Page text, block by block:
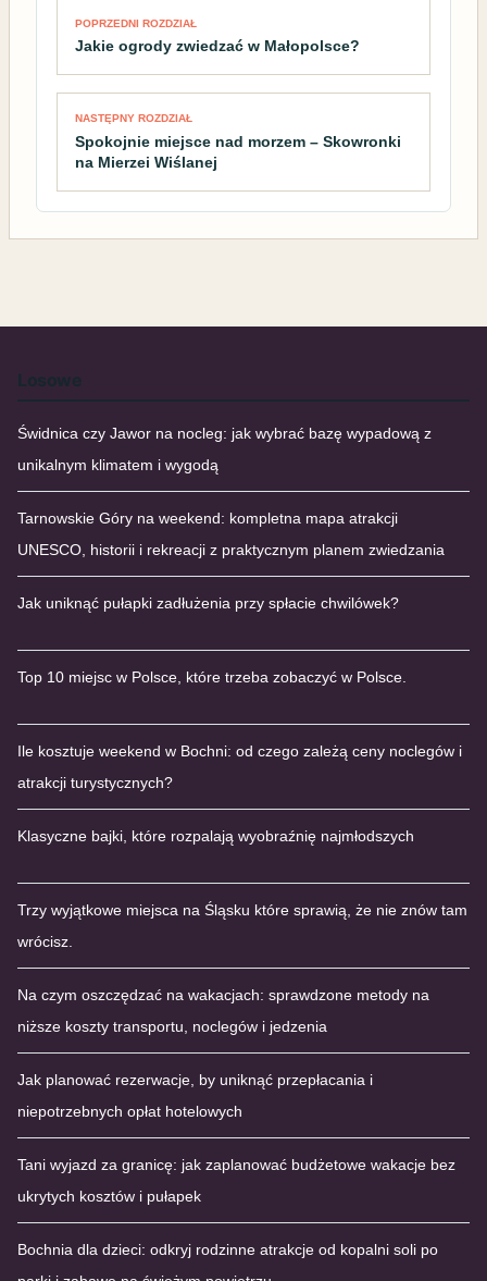
POPRZEDNI ROZDZIAŁ
Jakie ogrody zwiedzać w Małopolsce?
NASTĘPNY ROZDZIAŁ
Spokojnie miejsce nad morzem – Skowronki
na Mierzei Wiślanej
Losowe
Świdnica czy Jawor na nocleg: jak wybrać bazę wypadową z
unikalnym klimatem i wygodą
Tarnowskie Góry na weekend: kompletna mapa atrakcji
UNESCO, historii i rekreacji z praktycznym planem zwiedzania
Jak uniknąć pułapki zadłużenia przy spłacie chwilówek?
Top 10 miejsc w Polsce, które trzeba zobaczyć w Polsce.
Ile kosztuje weekend w Bochni: od czego zależą ceny noclegów i
atrakcji turystycznych?
Klasyczne bajki, które rozpalają wyobraźnię najmłodszych
Trzy wyjątkowe miejsca na Śląsku które sprawią, że nie znów tam
wrócisz.
Na czym oszczędzać na wakacjach: sprawdzone metody na
niższe koszty transportu, noclegów i jedzenia
Jak planować rezerwacje, by uniknąć przepłacania i
niepotrzebnych opłat hotelowych
Tani wyjazd za granicę: jak zaplanować budżetowe wakacje bez
ukrytych kosztów i pułapek
Bochnia dla dzieci: odkryj rodzinne atrakcje od kopalni soli po